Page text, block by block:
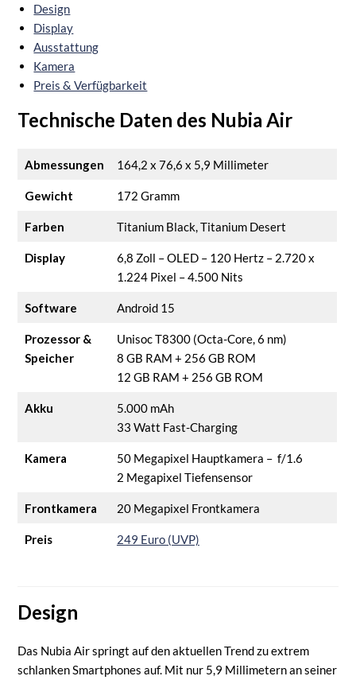
Design
Display
Ausstattung
Kamera
Preis & Verfügbarkeit
Technische Daten des Nubia Air
Abmessungen 164,2 x 76,6 x 5,9 Millimeter
Gewicht 172 Gramm
Farben Titanium Black, Titanium Desert
Display
6,8 Zoll – OLED – 120 Hertz – 2.720 x
1.224 Pixel – 4.500 Nits
Software Android 15
Prozessor &
Speicher
Unisoc T8300 (Octa-Core, 6 nm)
8 GB RAM + 256 GB ROM
12 GB RAM + 256 GB ROM
Akku
5.000 mAh
33 Watt Fast-Charging
Kamera
50 Megapixel Hauptkamera – f/1.6
2 Megapixel Tiefensensor
Frontkamera 20 Megapixel Frontkamera
Preis 249 Euro (UVP)
Design
Das Nubia Air springt auf den aktuellen Trend zu extrem
schlanken Smartphones auf. Mit nur 5,9 Millimetern an seiner